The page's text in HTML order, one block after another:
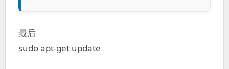
最后
sudo apt-get update